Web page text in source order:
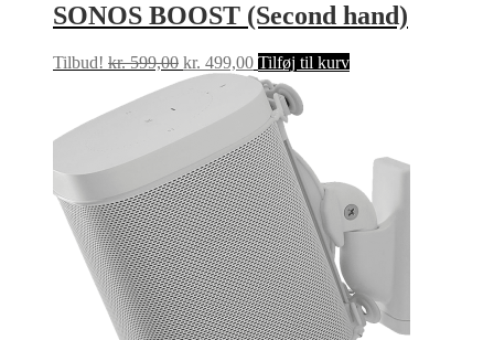
SONOS BOOST (Second hand)
Tilbud! kr.599,00 Den
oprindelige
kr. 599,00.
kr. 499,00Den
aktuelle
pris
kr. 499,00.
Tilføj til kurv